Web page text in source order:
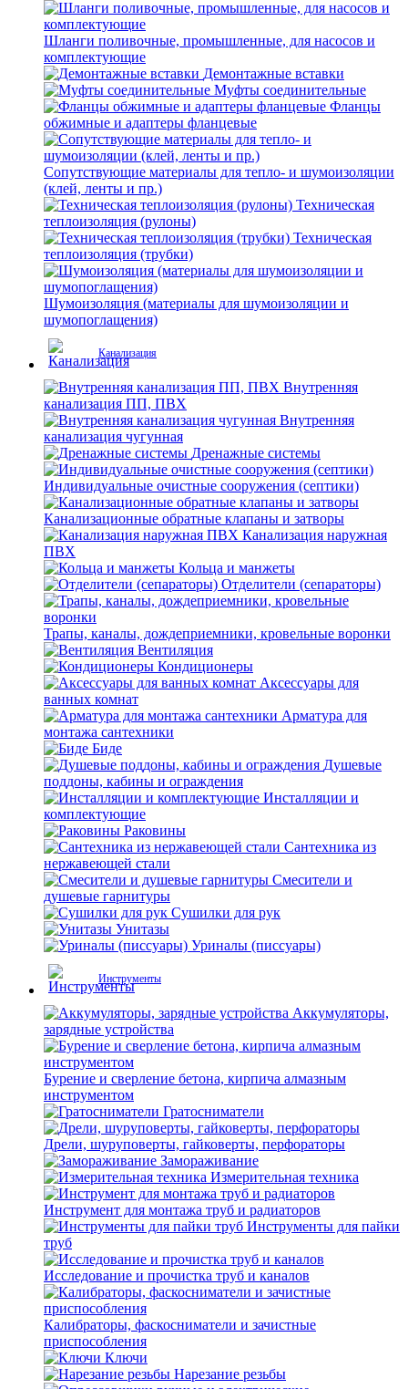
Шланги поливочные, промышленные, для насосов и
комплектующие
Демонтажные вставки
Муфты соединительные
Фланцы
обжимные и адаптеры фланцевые
Сопутствующие материалы для тепло- и шумоизоляции
(клей, ленты и пр.)
Техническая
теплоизоляция (рулоны)
Техническая
теплоизоляция (трубки)
Шумоизоляция (материалы для шумоизоляции и
шумопоглащения)
Канализация
Внутренняя
канализация ПП, ПВХ
Внутренняя
канализация чугунная
Дренажные системы
Индивидуальные очистные сооружения (септики)
Канализационные обратные клапаны и затворы
Канализация наружная
ПВХ
Кольца и манжеты
Отделители (сепараторы)
Трапы, каналы, дождеприемники, кровельные воронки
Вентиляция
Кондиционеры
Аксессуары для
ванных комнат
Арматура для
монтажа сантехники
Биде
Душевые
поддоны, кабины и ограждения
Инсталляции и
комплектующие
Раковины
Сантехника из
нержавеющей стали
Смесители и
душевые гарнитуры
Сушилки для рук
Унитазы
Уриналы (писсуары)
Инструменты
Аккумуляторы,
зарядные устройства
Бурение и сверление бетона, кирпича алмазным
инструментом
Гратосниматели
Дрели, шуруповерты, гайковерты, перфораторы
Замораживание
Измерительная техника
Инструмент для монтажа труб и радиаторов
Инструменты для пайки
труб
Исследование и прочистка труб и каналов
Калибраторы, фаскосниматели и зачистные
приспособления
Ключи
Нарезание резьбы